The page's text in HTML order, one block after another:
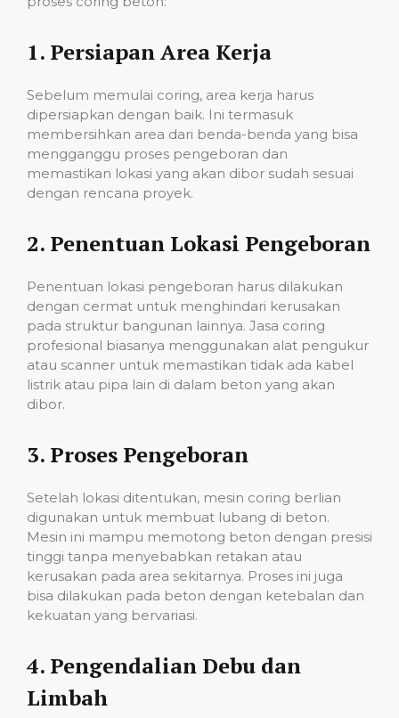
1. Persiapan Area Kerja
Sebelum memulai coring, area kerja harus
dipersiapkan dengan baik. Ini termasuk
membersihkan area dari benda-benda yang bisa
mengganggu proses pengeboran dan
memastikan lokasi yang akan dibor sudah sesuai
dengan rencana proyek.
2. Penentuan Lokasi Pengeboran
Penentuan lokasi pengeboran harus dilakukan
dengan cermat untuk menghindari kerusakan
pada struktur bangunan lainnya. Jasa coring
profesional biasanya menggunakan alat pengukur
atau scanner untuk memastikan tidak ada kabel
listrik atau pipa lain di dalam beton yang akan
dibor.
3. Proses Pengeboran
Setelah lokasi ditentukan, mesin coring berlian
digunakan untuk membuat lubang di beton.
Mesin ini mampu memotong beton dengan presisi
tinggi tanpa menyebabkan retakan atau
kerusakan pada area sekitarnya. Proses ini juga
bisa dilakukan pada beton dengan ketebalan dan
kekuatan yang bervariasi.
4. Pengendalian Debu dan
Limbah